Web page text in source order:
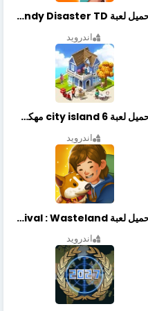
تحميل لعبة Candy Disaster TD مهكرة اخر إصدار
اندرويد
تحميل لعبة city island 6 مهكرة أخر إصدار
اندرويد
تحميل لعبة Merge Survival : Wasteland مهكرة أخر إصدار
اندرويد